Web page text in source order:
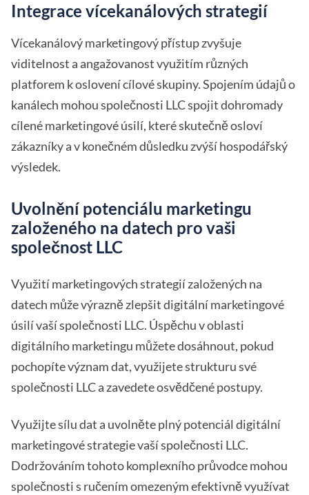
Integrace vícekanálových strategií
Vícekanálový marketingový přístup zvyšuje
viditelnost a angažovanost využitím různých
platforem k oslovení cílové skupiny. Spojením údajů o
kanálech mohou společnosti LLC spojit dohromady
cílené marketingové úsilí, které skutečně osloví
zákazníky a v konečném důsledku zvýší hospodářský
výsledek.
Uvolnění potenciálu marketingu
založeného na datech pro vaši
společnost LLC
Využití marketingových strategií založených na
datech může výrazně zlepšit digitální marketingové
úsilí vaší společnosti LLC. Úspěchu v oblasti
digitálního marketingu můžete dosáhnout, pokud
pochopíte význam dat, využijete strukturu své
společnosti LLC a zavedete osvědčené postupy.
Využijte sílu dat a uvolněte plný potenciál digitální
marketingové strategie vaší společnosti LLC.
Dodržováním tohoto komplexního průvodce mohou
společnosti s ručením omezeným efektivně využívat